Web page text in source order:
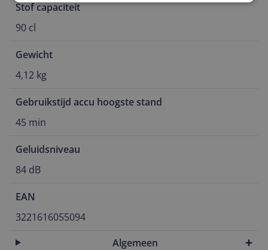
Stof capaciteit
90 cl
Gewicht
4,12 kg
Gebruikstijd accu hoogste stand
45 min
Geluidsniveau
84 dB
EAN
3221616055094
Algemeen